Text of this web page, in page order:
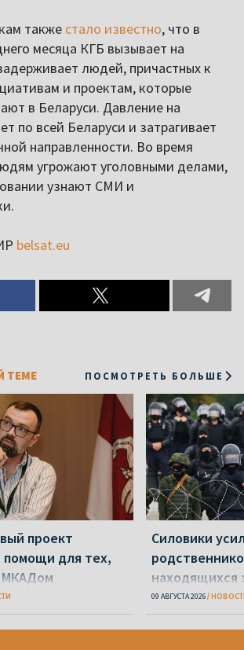
также стало известно, что в
месяца КГБ вызывает на
людей, причастных к
и проектам, которые
в Беларуси. Давление на
по всей Беларуси и затрагивает
направленности. Во время
угрожают уголовными делами,
узнают СМИ и
belsat.eu
ТЕМЕ ПОСМОТРЕТЬ БОЛЬШЕ
проект
для тех,
МКАДом
Силовики
находящихся
09 АВГУСТА 2026